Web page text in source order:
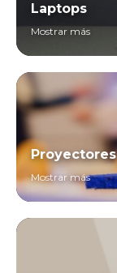
Laptops
Mostrar más
Proyectores
Mostrar más